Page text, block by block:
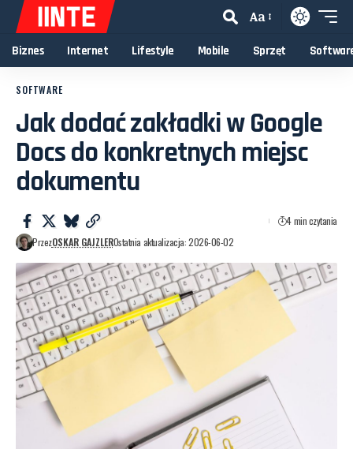
Aa
Biznes Internet Lifestyle Mobile Sprzęt
SOFTWARE
Jak dodać zakładki w Google
Docs do konkretnych miejsc
dokumentu
PrzezOSKAR GAJZLEROstatnia aktualizacja: 2026-06-02
4 min czytania